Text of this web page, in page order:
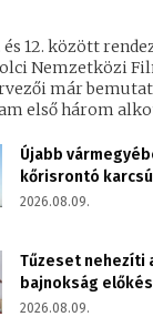
12. között
Nemzetközi
már
első három
Újabb
kőrisrontó
2026.08.09.
Tűzeset nehezíti
bajnokság
2026.08.09.